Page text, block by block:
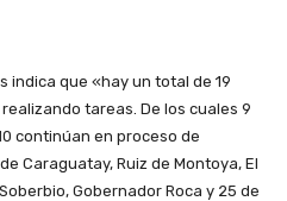
indica que «hay un total de 19
tareas. De los cuales 9
continúan en proceso de
Caraguatay, Ruiz de Montoya, El
Gobernador Roca y 25 de